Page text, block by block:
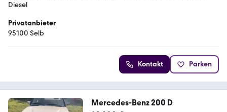
Diesel
Privatanbieter
95100 Selb
Kontakt Parken
Mercedes-Benz 200 D